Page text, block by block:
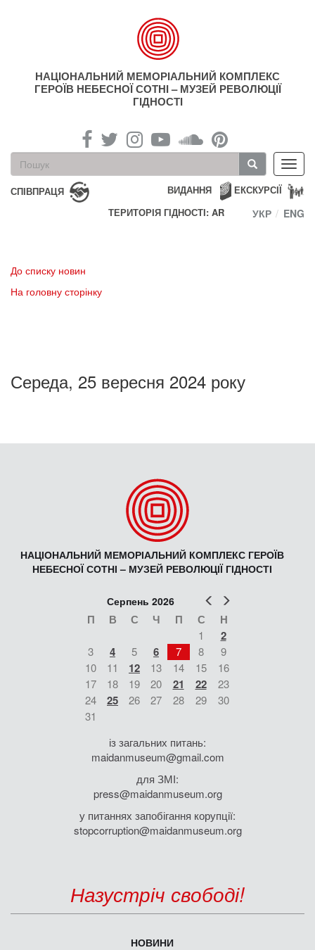
НАЦІОНАЛЬНИЙ МЕМОРІАЛЬНИЙ КОМПЛЕКС
ГЕРОЇВ НЕБЕСНОЇ СОТНІ – МУЗЕЙ РЕВОЛЮЦІЇ
ГІДНОСТІ
Пошукова
форма
Пошук
СПІВПРАЦЯ ЕКСКУРСІЇ
ВИДАННЯ
ТЕРИТОРІЯ ГІДНОСТІ: AR
УКР ENG
До списку новин
На головну сторінку
Середа, 25 вересня 2024 року
НАЦІОНАЛЬНИЙ МЕМОРІАЛЬНИЙ КОМПЛЕКС ГЕРОЇВ
НЕБЕСНОЇ СОТНІ – МУЗЕЙ РЕВОЛЮЦІЇ ГІДНОСТІ
Попер
Серпень 2026
П В С Ч П С Н
1 2
3 4 5 6 7 8
9
10
11 12 13 14 15
16
17
18 19 20 21 22
23
24
25 26 27 28 29
30
31
із загальних питань:
maidanmuseum@gmail.com
для ЗМІ:
press@maidanmuseum.org
у питаннях запобігання корупції:
stopcorruption@maidanmuseum.org
Назустріч свободі!
НОВИНИ